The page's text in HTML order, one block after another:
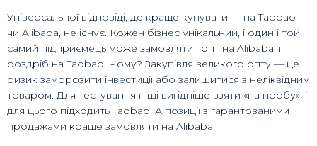
Універсальної відповіді, де краще купувати — на Taobao
чи Alibaba, не існує. Кожен бізнес унікальний, і один і той
самий підприємець може замовляти і опт на Alibaba, і
роздріб на Taobao. Чому? Закупівля великого опту — це
ризик заморозити інвестиції або залишитися з неліквідним
товаром. Для тестування ніші вигідніше взяти «на пробу», і
для цього підходить Taobao. А позиції з гарантованими
продажами краще замовляти на Alibaba.